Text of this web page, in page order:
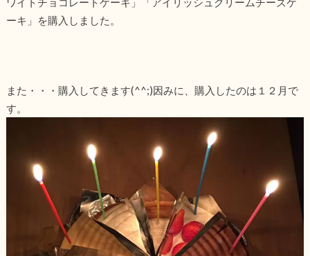
ーキ」を購入しました。
また・・・購入してきます(^^;)因みに、購入したのは１２月で
す。